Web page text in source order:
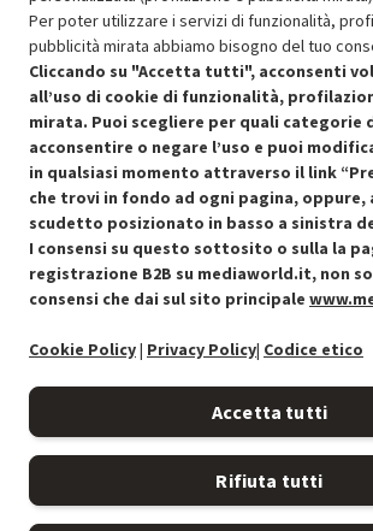
SCONTO RICONDIZIONATI
Approfitta dello sconto del 50% sul prodotto
Condizioni generali di vendita
Per poter utilizzare i servizi di funzionalità,
pubblicità mirata abbiamo bisogno del tuo
Cliccando su "Accetta tutti", acconsenti
all’uso di cookie di funzionalità,
mirata. Puoi scegliere per quali categorie
acconsentire o negare l’uso e puoi
in qualsiasi momento attraverso il link
che trovi in fondo ad ogni pagina,
scudetto posizionato in basso a sinistra
I consensi su questo sottosito o sulla la
registrazione B2B su mediaworld.it, non
consensi che dai sul sito principale
Cookie Policy| Privacy Policy| Codice etico
Accetta tutti
Rifiuta tutti